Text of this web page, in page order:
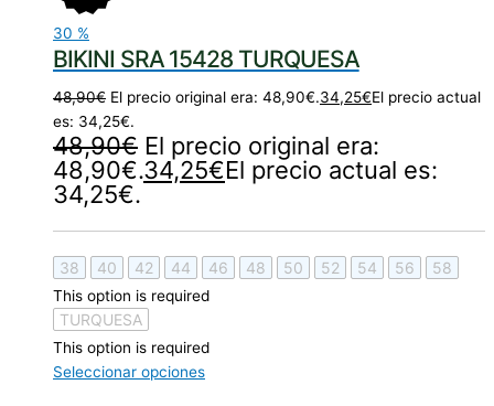
30 %
BIKINI SRA 15428 TURQUESA
48,90€ El precio original era: 48,90€.34,25€El precio actual
es: 34,25€.
48,90€ El precio original era:
48,90€.34,25€El precio actual es:
34,25€.
38 40 42 44 46 48 50 52 54 56 58
This option is required
TURQUESA
This option is required
Seleccionar opciones